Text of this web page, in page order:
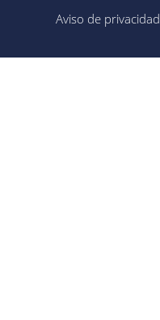
Aviso de privacidad